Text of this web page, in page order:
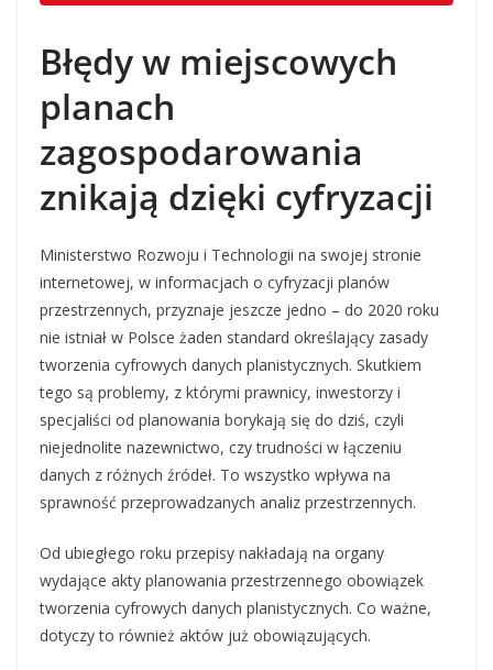
–wyjaśnia Sławomir Hemerling-Kowalczyk,
Błędy w miejscowych
planach
zagospodarowania
znikają dzięki cyfryzacji
Ministerstwo Rozwoju i Technologii na swojej stronie
internetowej, w informacjach o cyfryzacji planów
przestrzennych, przyznaje jeszcze jedno – do 2020 roku
nie istniał w Polsce żaden standard określający zasady
tworzenia cyfrowych danych planistycznych. Skutkiem
tego są problemy, z którymi prawnicy, inwestorzy i
specjaliści od planowania borykają się do dziś, czyli
niejednolite nazewnictwo, czy trudności w łączeniu
danych z różnych źródeł. To wszystko wpływa na
sprawność przeprowadzanych analiz przestrzennych.
Od ubiegłego roku przepisy nakładają na organy
wydające akty planowania przestrzennego obowiązek
tworzenia cyfrowych danych planistycznych. Co ważne,
dotyczy to również aktów już obowiązujących.